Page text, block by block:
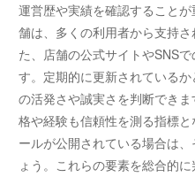
運営歴や実績を確認すること
舗は、多くの利用者から支持
た、店舗の公式サイトやSNS
す。定期的に更新されている
の活発さや誠実さを判断でき
格や経験も信頼性を測る指標
ールが公開されている場合は
ょう。これらの要素を総合的